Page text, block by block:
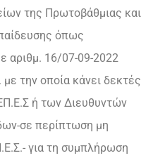
της Πρωτοβάθμιας και
όπως
αριθμ. 16/07-09-2022
την οποία κάνει δεκτές
ή των Διευθυντών
σε περίπτωση μη
για τη συμπλήρωση